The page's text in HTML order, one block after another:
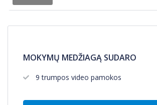
MOKYMŲ MEDŽIAGĄ SUDARO
9 trumpos video pamokos